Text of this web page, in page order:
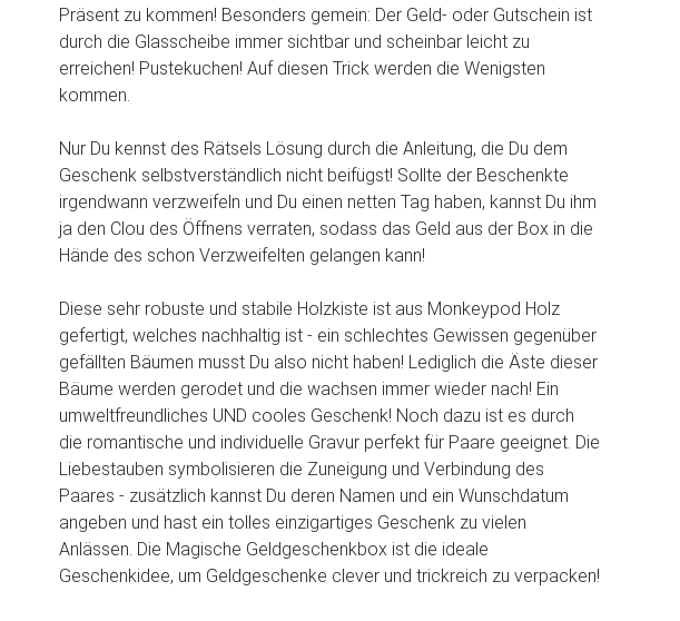
Präsent zu kommen! Besonders gemein: Der Geld- oder Gutschein ist
durch die Glasscheibe immer sichtbar und scheinbar leicht zu
erreichen! Pustekuchen! Auf diesen Trick werden die Wenigsten
kommen.
Nur Du kennst des Rätsels Lösung durch die Anleitung, die Du dem
Geschenk selbstverständlich nicht beifügst! Sollte der Beschenkte
irgendwann verzweifeln und Du einen netten Tag haben, kannst Du ihm
ja den Clou des Öffnens verraten, sodass das Geld aus der Box in die
Hände des schon Verzweifelten gelangen kann!
Diese sehr robuste und stabile Holzkiste ist aus Monkeypod Holz
gefertigt, welches nachhaltig ist - ein schlechtes Gewissen gegenüber
gefällten Bäumen musst Du also nicht haben! Lediglich die Äste dieser
Bäume werden gerodet und die wachsen immer wieder nach! Ein
umweltfreundliches UND cooles Geschenk! Noch dazu ist es durch
die romantische und individuelle Gravur perfekt für Paare geeignet. Die
Liebestauben symbolisieren die Zuneigung und Verbindung des
Paares - zusätzlich kannst Du deren Namen und ein Wunschdatum
angeben und hast ein tolles einzigartiges Geschenk zu vielen
Anlässen. Die Magische Geldgeschenkbox ist die ideale
Geschenkidee, um Geldgeschenke clever und trickreich zu verpacken!